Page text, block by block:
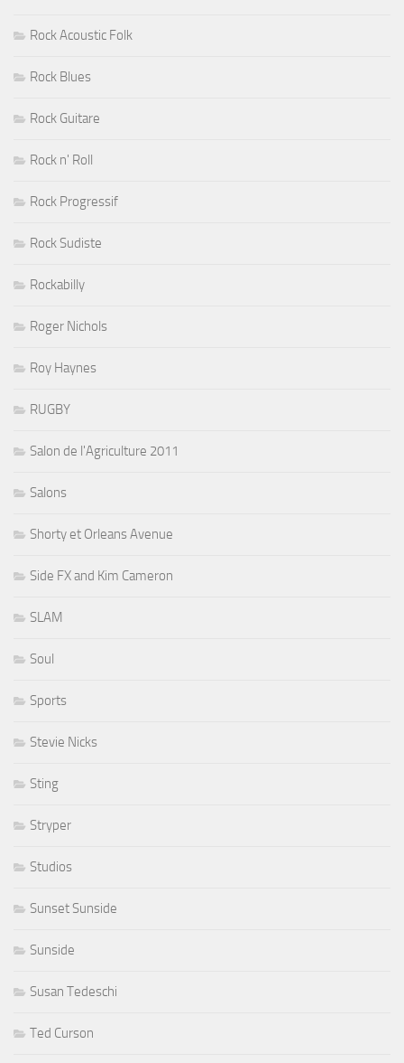
Rock Acoustic Folk
Rock Blues
Rock Guitare
Rock n' Roll
Rock Progressif
Rock Sudiste
Rockabilly
Roger Nichols
Roy Haynes
RUGBY
Salon de l'Agriculture 2011
Salons
Shorty et Orleans Avenue
Side FX and Kim Cameron
SLAM
Soul
Sports
Stevie Nicks
Sting
Stryper
Studios
Sunset Sunside
Sunside
Susan Tedeschi
Ted Curson